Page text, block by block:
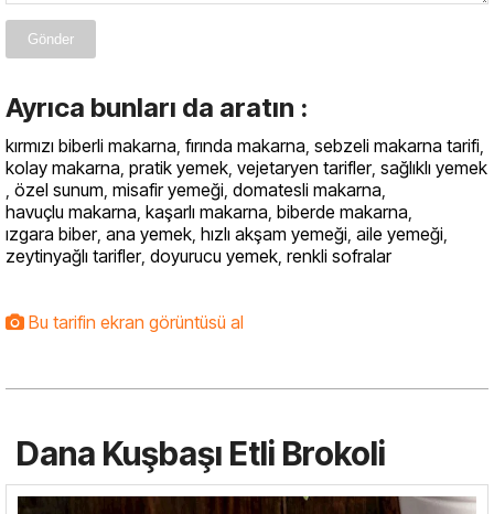
Gönder
Ayrıca bunları da aratın :
kırmızı biberli makarna, fırında makarna, sebzeli makarna tarifi,
kolay makarna, pratik yemek, vejetaryen tarifler, sağlıklı yemek
, özel sunum, misafir yemeği, domatesli makarna,
havuçlu makarna, kaşarlı makarna, biberde makarna,
ızgara biber, ana yemek, hızlı akşam yemeği, aile yemeği,
zeytinyağlı tarifler, doyurucu yemek, renkli sofralar
Bu tarifin ekran görüntüsü al
Dana Kuşbaşı Etli Brokoli